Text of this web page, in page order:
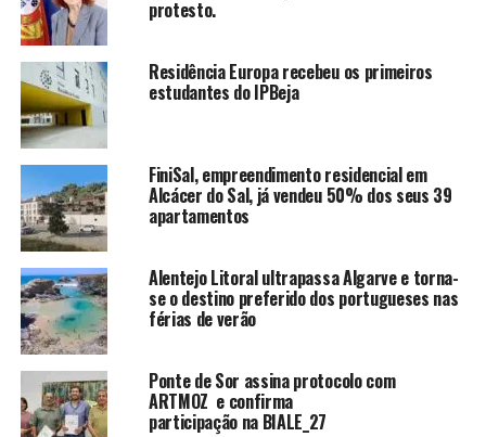
protesto.
Residência Europa recebeu os primeiros
estudantes do IPBeja
FiniSal, empreendimento residencial em
Alcácer do Sal, já vendeu 50% dos seus 39
apartamentos
Alentejo Litoral ultrapassa Algarve e torna-
se o destino preferido dos portugueses nas
férias de verão
Ponte de Sor assina protocolo com
ARTMOZ e confirma
participação na BIALE_27